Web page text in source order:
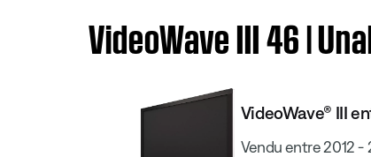
VideoWave III 46 |
VideoWave® III
Vendu entre 2012 -